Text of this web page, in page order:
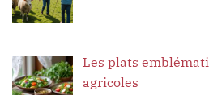
Les plats
agricoles